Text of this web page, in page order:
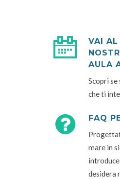
VAI AL
AULA
Scopri
che ti
FAQ
mare in
desidera